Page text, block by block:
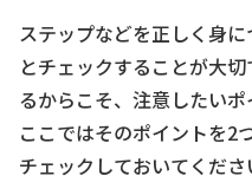
ステップなどを正しく身
とチェックすることが大
るからこそ、注意したいポ
ここではそのポイントを2
チェックしておいてくださ